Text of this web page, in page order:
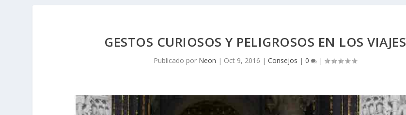
GESTOS CURIOSOS Y PELIGROSOS EN LOS VIAJES
Publicado por Neon | Oct 9, 2016 |Consejos |0 |